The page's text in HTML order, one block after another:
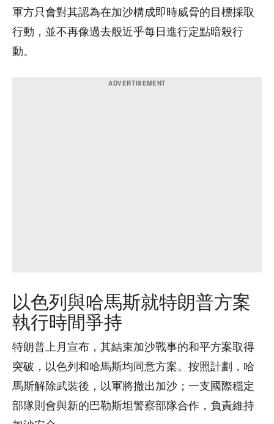
軍方只會對其認為在加沙構成即時威脅的目標採取
行動，並不再像過去般近乎每日進行定點暗殺行
動。
以色列與哈馬斯就特朗普方案
執行時間爭持
特朗普上月宣布，其結束加沙戰事的和平方案取得
突破，以色列和哈馬斯均同意方案。按照計劃，哈
馬斯解除武裝後，以軍將撤出加沙；一支國際穩定
部隊則會與新的巴勒斯坦警察部隊合作，負責維持